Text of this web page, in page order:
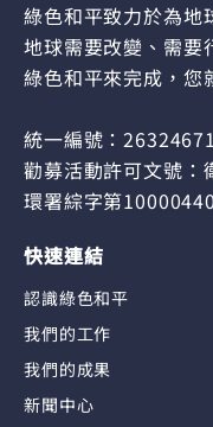
綠色和平致力於為地
地球需要改變、需要
綠色和平來完成，您
統一編號：26324671
勸募活動許可文號
環署綜字第
快速連結
認識綠色和平
我們的工作
我們的成果
新聞中心